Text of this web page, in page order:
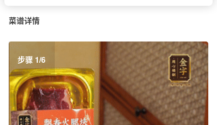
菜谱详情
步骤 1/6